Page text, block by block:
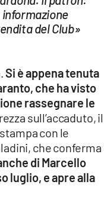
del Club»
Si è appena tenuta
che ha visto
rassegnare le
sull’accaduto, il
con le
che conferma
di Marcello
luglio, e apre alla